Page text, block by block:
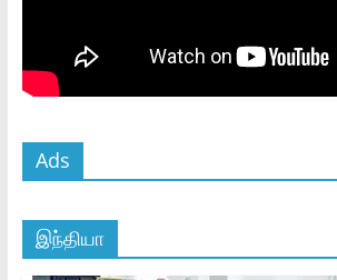
Ads
இந்தியா